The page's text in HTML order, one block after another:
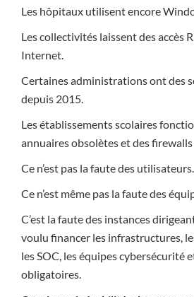
Les hôpitaux utilisent encore
Les collectivités laissent des accès
Internet.
Certaines administrations ont des
depuis 2015.
Les établissements scolaires
annuaires obsolètes et des
Ce n’est pas la faute des utilisateurs.
Ce n’est même pas la faute des
C’est la faute des instances
voulu financer les infrastructures,
les SOC, les équipes cybersécurité
obligatoires.